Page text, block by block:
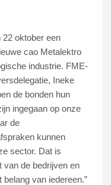
oktober een
cao Metalektro
industrie. FME-
Ineke
de bonden hun
ingegaan op onze
de
kunnen
sector. Dat is
van de bedrijven en
van iedereen.”